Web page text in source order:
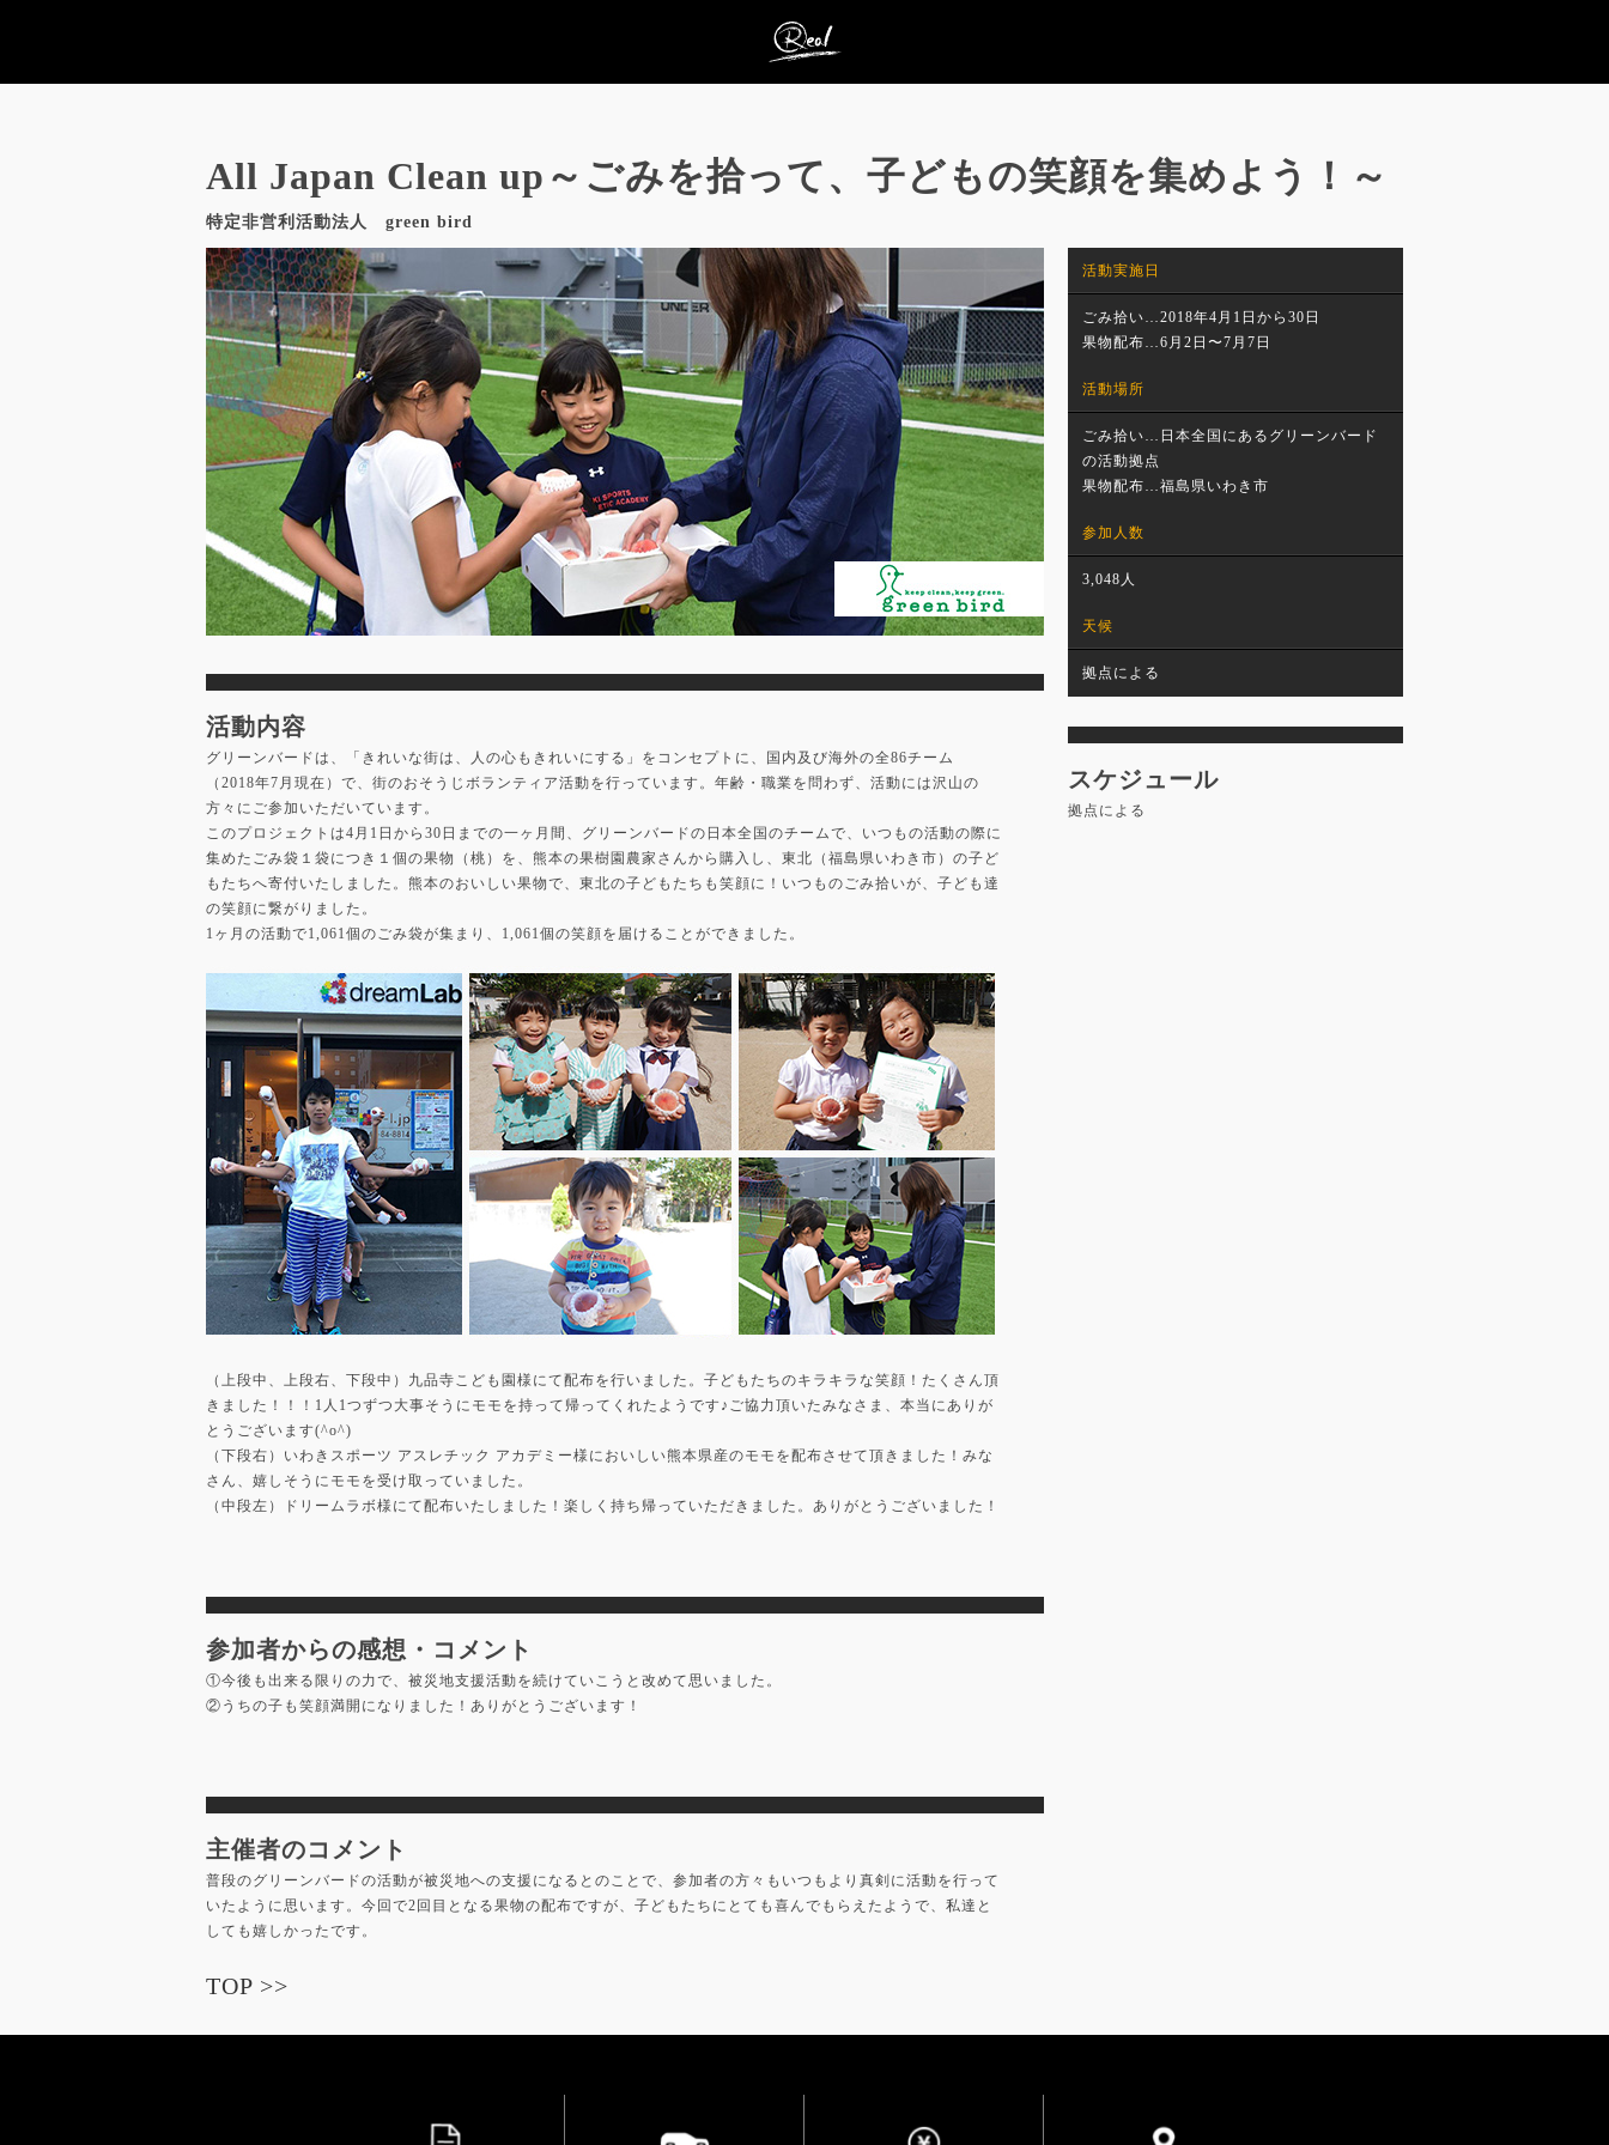
All Japan Clean up～ごみを拾って、子どもの笑顔を集めよう！～
特定非営利活動法人 green bird
活動実施日
ごみ拾い…2018年4月1日から30日
果物配布…6月2日〜7月7日
活動場所
ごみ拾い…日本全国にあるグリーンバード
の活動拠点
果物配布…福島県いわき市
参加人数
3,048人
天候
拠点による
活動内容
グリーンバードは、「きれいな街は、人の心もきれいにする」をコンセプトに、国内及び海外の全86チーム
（2018年7月現在）で、街のおそうじボランティア活動を行っています。年齢・職業を問わず、活動には沢山の
方々にご参加いただいています。
このプロジェクトは4月1日から30日までの一ヶ月間、グリーンバードの日本全国のチームで、いつもの活動の際に
集めたごみ袋１袋につき１個の果物（桃）を、熊本の果樹園農家さんから購入し、東北（福島県いわき市）の子ど
もたちへ寄付いたしました。熊本のおいしい果物で、東北の子どもたちも笑顔に！いつものごみ拾いが、子ども達
の笑顔に繋がりました。
1ヶ月の活動で1,061個のごみ袋が集まり、1,061個の笑顔を届けることができました。
（上段中、上段右、下段中）九品寺こども園様にて配布を行いました。子どもたちのキラキラな笑顔！たくさん頂
きました！！！1人1つずつ大事そうにモモを持って帰ってくれたようです♪ご協力頂いたみなさま、本当にありが
とうございます(^o^)
（下段右）いわきスポーツ アスレチック アカデミー様においしい熊本県産のモモを配布させて頂きました！みな
さん、嬉しそうにモモを受け取っていました。
（中段左）ドリームラボ様にて配布いたしました！楽しく持ち帰っていただきました。ありがとうございました！
参加者からの感想・コメント
①今後も出来る限りの力で、被災地支援活動を続けていこうと改めて思いました。
②うちの子も笑顔満開になりました！ありがとうございます！
主催者のコメント
普段のグリーンバードの活動が被災地への支援になるとのことで、参加者の方々もいつもより真剣に活動を行って
いたように思います。今回で2回目となる果物の配布ですが、子どもたちにとても喜んでもらえたようで、私達と
しても嬉しかったです。
スケジュール
拠点による
TOP >>